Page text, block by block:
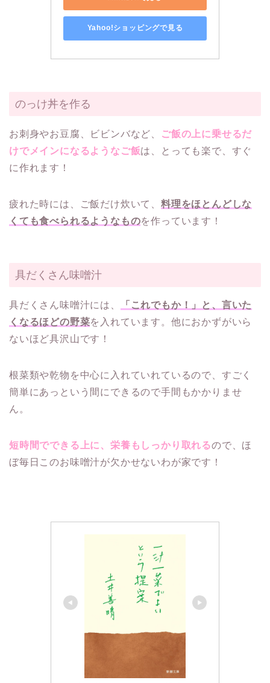
Yahoo!ショッピングで見る
のっけ丼を作る
お刺身やお豆腐、ビビンバなど、
ご飯の上に乗せるだ
けでメインになるようなご飯は、とっても楽で、すぐ
に作れます！
疲れた時には、ご飯だけ炊いて、 料理をほとんどしな
くても食べられるようなものを作っています！
具だくさん味噌汁
具だくさん味噌汁には、
「これでもか！」と、言いた
くなるほどの野菜を入れています。他におかずがいら
ないほど具沢山です！
根菜類や乾物を中心に入れていれているので、すごく
簡単にあっという間にできるので手間もかかりませ
ん。
短時間でできる上に、栄養もしっかり取れるので、ほ
ぼ毎日このお味噌汁が欠かせないわが家です！